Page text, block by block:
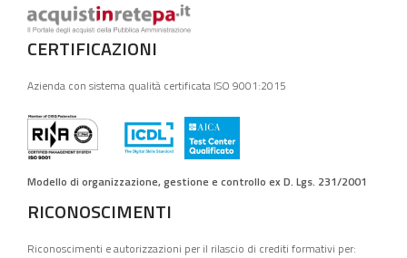
CERTIFICAZIONI
Azienda con sistema qualità certificata ISO 9001:2015
Modello di organizzazione, gestione e controllo ex D. Lgs. 231/2001
RICONOSCIMENTI
Riconoscimenti e autorizzazioni per il rilascio di crediti formativi per: